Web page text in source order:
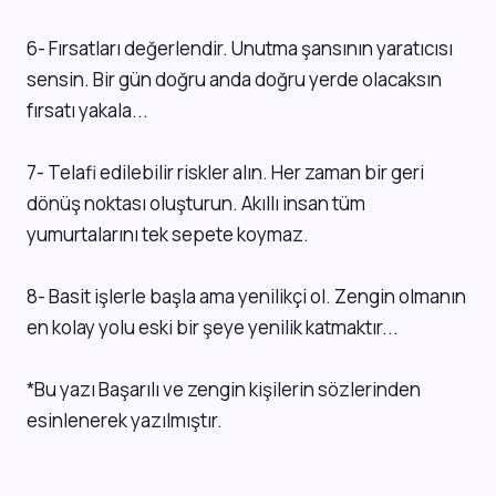
6- Fırsatları değerlendir. Unutma şansının yaratıcısı
sensin. Bir gün doğru anda doğru yerde olacaksın
fırsatı yakala...
7- Telafi edilebilir riskler alın. Her zaman bir geri
dönüş noktası oluşturun. Akıllı insan tüm
yumurtalarını tek sepete koymaz.
8- Basit işlerle başla ama yenilikçi ol. Zengin olmanın
en kolay yolu eski bir şeye yenilik katmaktır...
*Bu yazı Başarılı ve zengin kişilerin sözlerinden
esinlenerek yazılmıştır.